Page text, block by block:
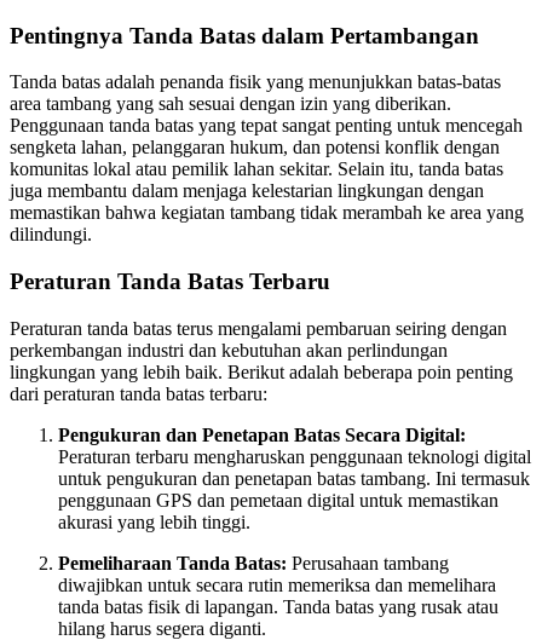
Pentingnya Tanda Batas dalam Pertambangan
Tanda batas adalah penanda fisik yang menunjukkan batas-batas
area tambang yang sah sesuai dengan izin yang diberikan.
Penggunaan tanda batas yang tepat sangat penting untuk mencegah
sengketa lahan, pelanggaran hukum, dan potensi konflik dengan
komunitas lokal atau pemilik lahan sekitar. Selain itu, tanda batas
juga membantu dalam menjaga kelestarian lingkungan dengan
memastikan bahwa kegiatan tambang tidak merambah ke area yang
dilindungi.
Peraturan Tanda Batas Terbaru
Peraturan tanda batas terus mengalami pembaruan seiring dengan
perkembangan industri dan kebutuhan akan perlindungan
lingkungan yang lebih baik. Berikut adalah beberapa poin penting
dari peraturan tanda batas terbaru:
Pengukuran dan Penetapan Batas Secara Digital:
Peraturan terbaru mengharuskan penggunaan teknologi digital
untuk pengukuran dan penetapan batas tambang. Ini termasuk
penggunaan GPS dan pemetaan digital untuk memastikan
akurasi yang lebih tinggi.
Pemeliharaan Tanda Batas: Perusahaan tambang
diwajibkan untuk secara rutin memeriksa dan memelihara
tanda batas fisik di lapangan. Tanda batas yang rusak atau
hilang harus segera diganti.